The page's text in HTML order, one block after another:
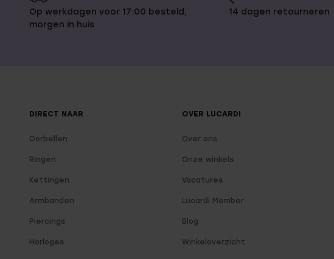
Op werkdagen voor 17:00 besteld,
morgen in huis
14 dagen retourneren
DIRECT NAAR
Oorbellen
Ringen
Kettingen
Armbanden
Piercings
Horloges
OVER LUCARDI
Over ons
Onze winkels
Vacatures
Lucardi Member
Blog
Winkeloverzicht